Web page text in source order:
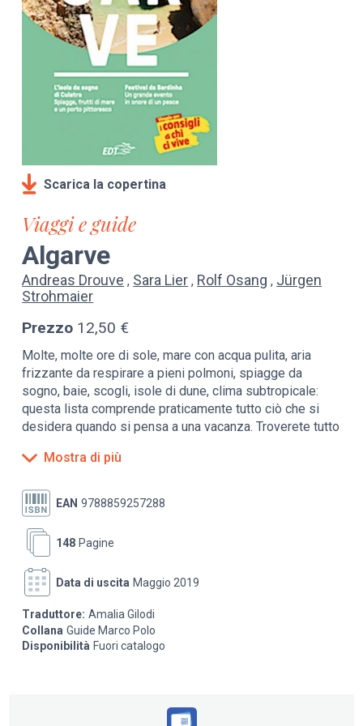
Scarica la copertina
Viaggi e guide
Algarve
Andreas Drouve Sara Lier Rolf Osang
Jürgen
Strohmaier
Prezzo 12,50 €
Molte, molte ore di sole, mare con acqua pulita, aria
frizzante da respirare a pieni polmoni, spiagge da
sogno, baie, scogli, isole di dune, clima subtropicale:
questa lista comprende praticamente tutto ciò che si
desidera quando si pensa a una vacanza. Troverete tutto
Contiene:
Novità:itinerari e esperienze di viaggio per vivere
dettagliata cartografia allegata alla guida
Novità:contenuti digitali esclusivi per chi compra
I consigli di chi vive: quello che solo un insider ti
può far vedere
La top 15 delle mete da non perdere
ecosostenibili, tendenze, eventi e feste, attività
Mostra di più
EAN 9788859257288
Pagine
148
Data di uscita Maggio 2019
Traduttore: Amalia Gilodi
Collana Guide Marco Polo
Disponibilità Fuori catalogo